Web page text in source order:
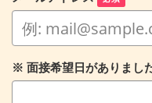
※ 面接希望日がありまし